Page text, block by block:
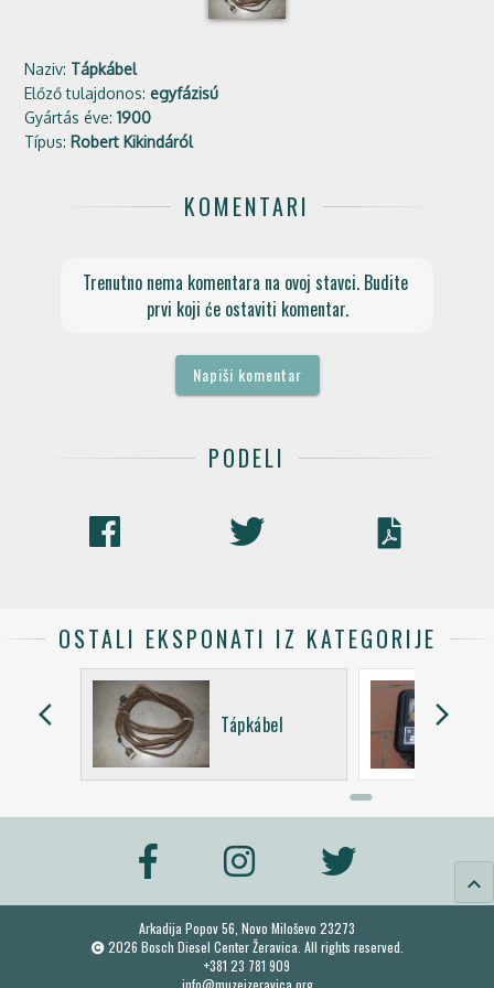
Naziv: Tápkábel
Előző tulajdonos:egyfázisú
Gyártás éve:1900
Típus: Robert Kikindáról
KOMENTARI
Trenutno nema komentara na ovoj stavci. Budite
prvi koji će ostaviti komentar.
Napiši komentar
PODELI
OSTALI EKSPONATI IZ KATEGORIJE
arrow_back_ios
tábla Tápkábel arrow_forward_ios
keyboard_arrow_up
Arkadija Popov 56, Novo Miloševo 23273
2026 Bosch Diesel Center Žeravica. All rights reserved.
+381 23 781 909
info@muzejzeravica.org